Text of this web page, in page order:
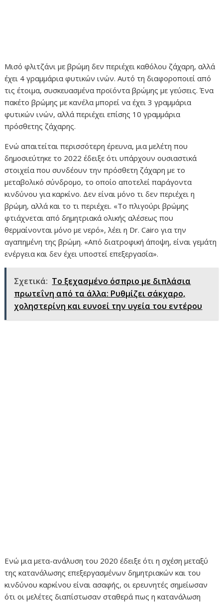
Μισό φλιτζάνι με βρώμη δεν περιέχει καθόλου ζάχαρη, αλλά
έχει 4 γραμμάρια φυτικών ινών. Αυτό τη διαφοροποιεί από
τις έτοιμα, συσκευασμένα προϊόντα βρώμης με γεύσεις. Ένα
πακέτο βρώμης με κανέλα μπορεί να έχει 3 γραμμάρια
φυτικών ινών, αλλά περιέχει επίσης 10 γραμμάρια
πρόσθετης ζάχαρης.
Ενώ απαιτείται περισσότερη έρευνα, μια μελέτη που
δημοσιεύτηκε το 2022 έδειξε ότι υπάρχουν ουσιαστικά
στοιχεία που συνδέουν την πρόσθετη ζάχαρη με το
μεταβολικό σύνδρομο, το οποίο αποτελεί παράγοντα
κινδύνου για καρκίνο. Δεν είναι μόνο τι δεν περιέχει η
βρώμη, αλλά και το τι περιέχει. «Το πλιγούρι βρώμης
φτιάχνεται από δημητριακά ολικής αλέσεως που
θερμαίνονται μόνο με νερό», λέει η Dr. Cairo για την
αγαπημένη της βρώμη. «Από διατροφική άποψη, είναι γεμάτη
ενέργεια και δεν έχει υποστεί επεξεργασία».
Σχετικά: Το ξεχασμένο όσπριο με διπλάσια
πρωτεΐνη από τα άλλα: Ρυθμίζει σάκχαρο,
χοληστερίνη και ευνοεί την υγεία του εντέρου
Ενώ μια μετα-ανάλυση του 2020 έδειξε ότι η σχέση μεταξύ
της κατανάλωσης επεξεργασμένων δημητριακών και του
κινδύνου καρκίνου είναι ασαφής, οι ερευνητές σημείωσαν
ότι οι μελέτες διαπίστωσαν σταθερά πως η κατανάλωση